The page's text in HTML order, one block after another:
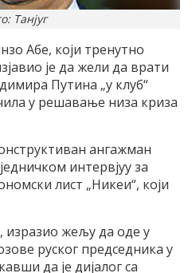
Танјуг
Aбе, коjи тренутно
jе да жели да врати
Путина „у клуб“
у решавање низа криза
ангажман
интервjуу за
лист „Никеи“, коjи
жељу да оде у
руског председника у
да jе диjалог са